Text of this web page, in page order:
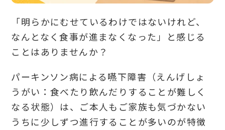
「明らかにむせているわけではないけれど、
なんとなく食事が進まなくなった」と感じる
ことはありませんか？
パーキンソン病による嚥下障害（えんげしょ
うがい：食べたり飲んだりすることが難しく
なる状態）は、ご本人もご家族も気づかない
うちに少しずつ進行することが多いのが特徴